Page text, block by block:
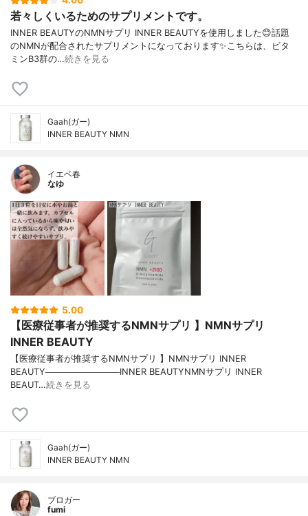
若々しくいるためのサプリメントです。
INNER BEAUTYのNMNサプリ INNER BEAUTYを使用しました😊話題
のNMNが配合されたサプリメントになっております✨こちらは、ビタ
ミンB3群の…続きを見る
Gaah(ガー)
INNER BEAUTY NMN
イエベ春
なゆ
5.00
【医療従事者が推奨するNMNサプリ 】NMNサプリ
INNER BEAUTY
【医療従事者が推奨するNMNサプリ 】NMNサプリ INNER
BEAUTY────────────INNER BEAUTYNMNサプリ INNER
BEAUT…続きを見る
Gaah(ガー)
INNER BEAUTY NMN
ブロガー
fumi